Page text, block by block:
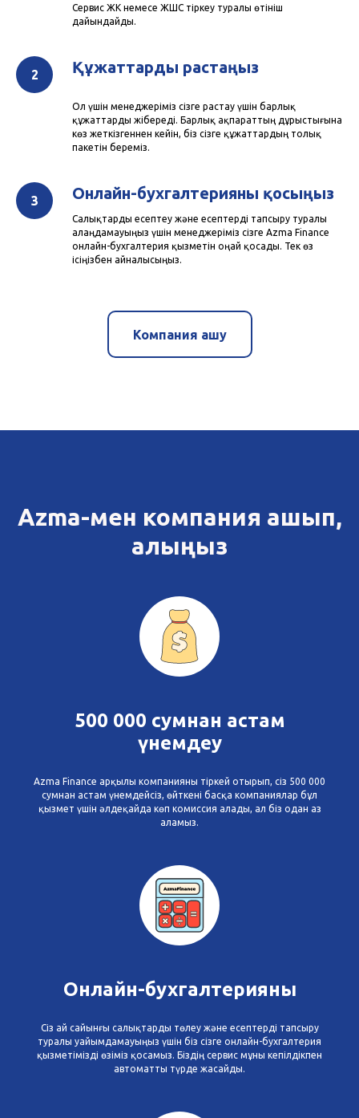
Сервис ЖК немесе ЖШС тіркеу туралы өтініш
дайындайды.
Құжаттарды растаңыз
Ол үшін менеджеріміз сізге растау үшін барлық
құжаттарды жібереді. Барлық ақпараттың дұрыстығына
көз жеткізгеннен кейін, біз сізге құжаттардың толық
пакетін береміз.
Онлайн-бухгалтерияны қосыңыз
Салықтарды есептеу және есептерді тапсыру туралы
алаңдамауыңыз үшін менеджеріміз сізге Azma Finance
онлайн-бухгалтерия қызметін оңай қосады. Тек өз
ісіңізбен айналысыңыз.
Компания ашу
Azma-мен компания ашып,
алыңыз
500 000 сумнан астам
үнемдеу
Azma Finance арқылы компанияны тіркей отырып, сіз 500 000
сумнан астам үнемдейсіз, өйткені басқа компаниялар бұл
қызмет үшін әлдеқайда көп комиссия алады, ал біз одан аз
аламыз.
Онлайн-бухгалтерияны
Сіз ай сайынғы салықтарды төлеу және есептерді тапсыру
туралы уайымдамауыңыз үшін біз сізге онлайн-бухгалтерия
қызметімізді өзіміз қосамыз. Біздің сервис мұны кепілдікпен
автоматты түрде жасайды.